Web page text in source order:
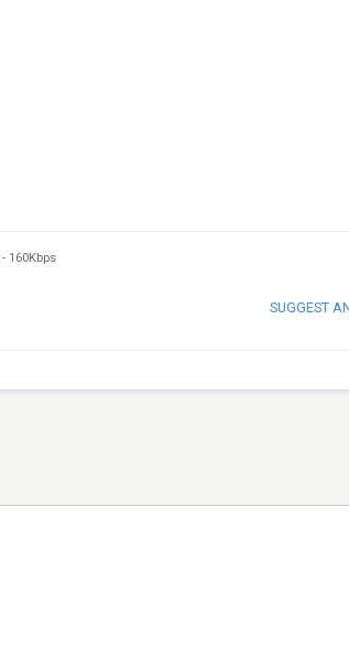
- 160Kbps
SUGGEST